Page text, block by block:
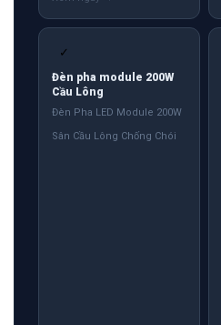
✓
Đèn pha module 200W
Cầu Lông
Đèn Pha LED Module 200W
Sân Cầu Lông Chống Chói